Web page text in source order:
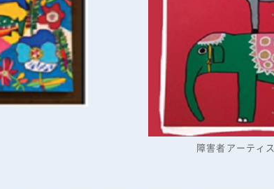
障害者アーティ